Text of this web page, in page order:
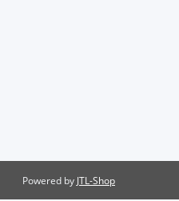
Powered by JTL-Shop